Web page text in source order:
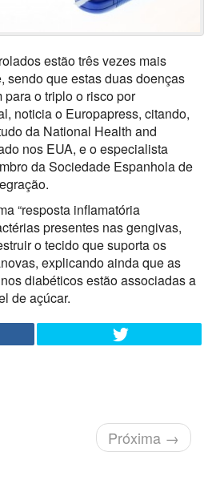
estão três vezes mais
sendo que estas duas doenças
o triplo o risco por
noticia o Europapress, citando,
da National Health and
nos EUA, e o especialista
da Sociedade Espanhola de
“resposta inflamatória
presentes nas gengivas,
o tecido que suporta os
explicando ainda que as
diabéticos estão associadas a
de açúcar.
Próxima →